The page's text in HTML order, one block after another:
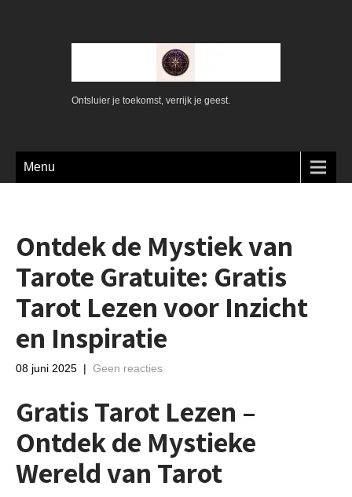
Ontsluier je toekomst, verrijk je geest.
Menu
Ontdek de Mystiek van
Tarote Gratuite: Gratis
Tarot Lezen voor Inzicht
en Inspiratie
08 juni 2025 | Geen reacties
Gratis Tarot Lezen –
Ontdek de Mystieke
Wereld van Tarot